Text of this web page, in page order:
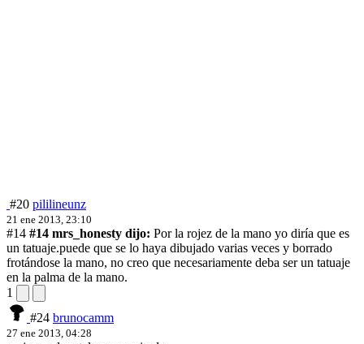
#20 pililineunz
21 ene 2013, 23:10
#14 #14 mrs_honesty dijo: Por la rojez de la mano yo diría que es
un tatuaje.puede que se lo haya dibujado varias veces y borrado
frotándose la mano, no creo que necesariamente deba ser un tatuaje
en la palma de la mano.
1
#24 brunocamm
27 ene 2013, 04:28